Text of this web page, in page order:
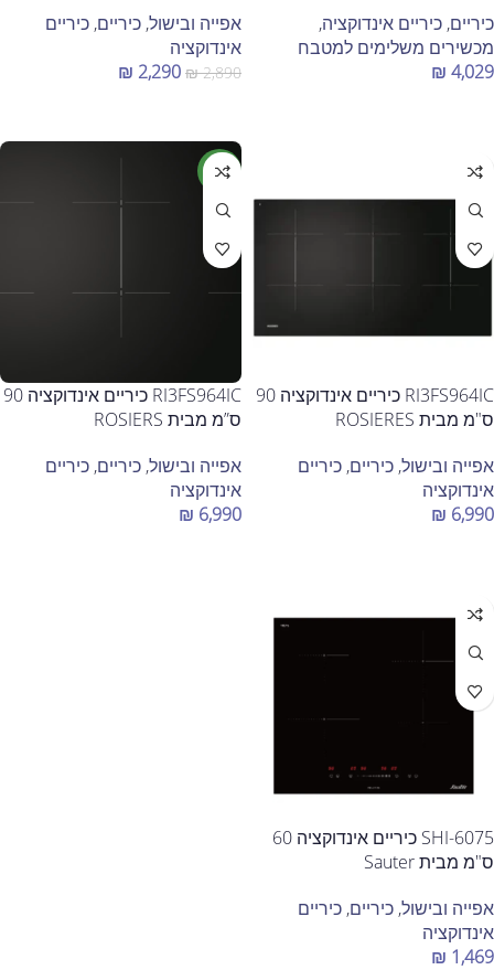
כיריים, כיריים אינדוקציה,
מכשירים משלימים למטבח
₪ 4,029
אפייה ובישול, כיריים, כיריים
אינדוקציה
₪2,890
₪ 2,290
RI3FS964IC כיריים אינדוקציה 90
ס"מ מבית ROSIERES
אפייה ובישול, כיריים, כיריים
אינדוקציה
₪ 6,990
חדש
RI3FS964IC כיריים אינדוקציה 90
ס”מ מבית ROSIERS
אפייה ובישול, כיריים, כיריים
אינדוקציה
₪ 6,990
SHI-6075 כיריים אינדוקציה 60
ס"מ מבית Sauter
אפייה ובישול, כיריים, כיריים
אינדוקציה
₪ 1,469